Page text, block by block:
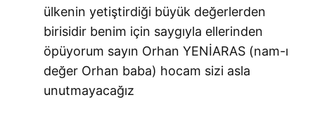
ülkenin yetiştirdiği büyük değerlerden
birisidir benim için saygıyla ellerinden
öpüyorum sayın Orhan YENİARAS (nam-ı
değer Orhan baba) hocam sizi asla
unutmayacağız